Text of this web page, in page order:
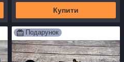
Купити
Подарунок